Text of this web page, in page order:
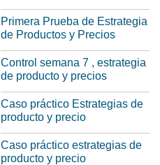
Primera Prueba de Estrategia
de Productos y Precios
Control semana 7 , estrategia
de producto y precios
Caso práctico Estrategias de
producto y precio
Caso práctico estrategias de
producto y precio